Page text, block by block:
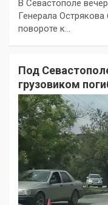
В Севастополе
Генерала Острякова
повороте к…
Под
грузовиком